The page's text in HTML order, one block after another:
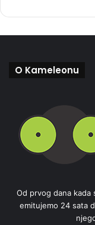
O Kameleonu
Od prvog dana kada
emitujemo 24 sata